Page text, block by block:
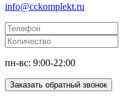
info@cckomplekt.ru
пн-вс: 9:00-22:00
Заказать обратный звонок